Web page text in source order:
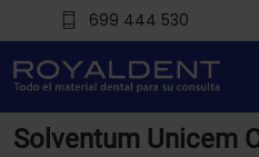
699 444 530
Solventum Unicem